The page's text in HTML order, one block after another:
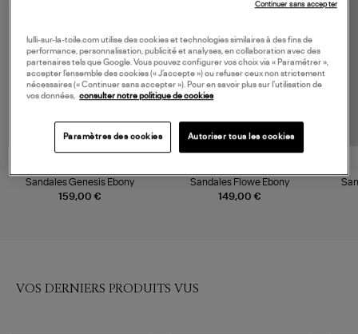
159,00 €
Sandales Genesis Ebony
149,00 €
Sandales Flowe Ebony
VOS DERNIERS PRODUITS VUS
lulli-sur-la-toile.com utilise des cookies et technologies similaires à des fins de
performance, personnalisation, publicité et analyses, en collaboration avec des
partenaires tels que Google. Vous pouvez configurer vos choix via « Paramétrer »,
accepter l’ensemble des cookies (« J’accepte ») ou refuser ceux non strictement
nécessaires (« Continuer sans accepter »). Pour en savoir plus sur l’utilisation de
vos données, consulter notre politique de cookies
Paramètres des cookies Autoriser tous les cookies
Continuer sans accepter